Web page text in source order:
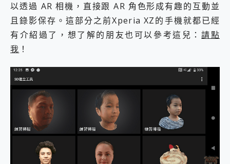
以透過 AR 相機，直接跟 AR 角色形成有趣的互動並
且錄影保存。這部分之前Xperia XZ的手機就都已經
有介紹過了，想了解的朋友也可以參考這兒：請點
我 ！